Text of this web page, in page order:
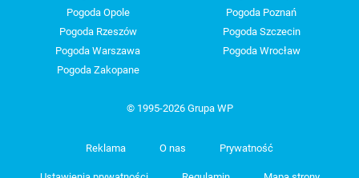
Pogoda Opole
Pogoda Poznań
Pogoda Rzeszów
Pogoda Szczecin
Pogoda Warszawa
Pogoda Wrocław
Pogoda Zakopane
© 1995-2026 Grupa WP
Reklama O nas Prywatność